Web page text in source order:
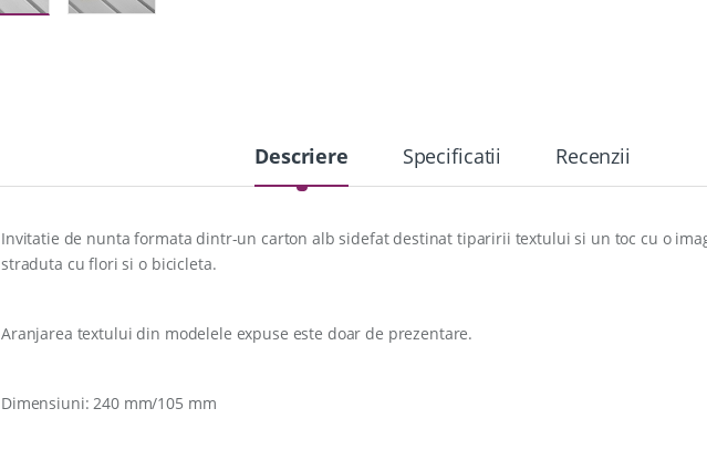
Descriere Specificatii Recenzii
Invitatie de nunta formata dintr-un carton alb sidefat destinat tiparirii textului si un toc cu o
straduta cu flori si o bicicleta.
Aranjarea textului din modelele expuse este doar de prezentare.
Dimensiuni: 240 mm/105 mm